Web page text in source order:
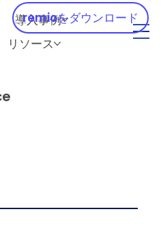
導入事例
リソース
remioをダウンロード